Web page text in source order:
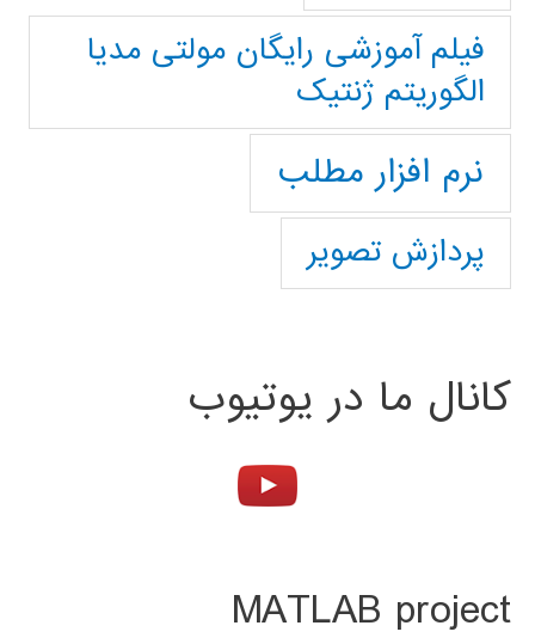
فیلم آموزشی رایگان مولتی مدیا
الگوریتم ژنتیک
نرم افزار مطلب
پردازش تصویر
کانال ما در یوتیوب
MATLAB project